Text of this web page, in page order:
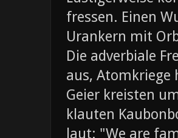
fressen. Einen
Urankern mit
Die adverbiale
aus,
Geier kreisten
klauten
laut: "We are